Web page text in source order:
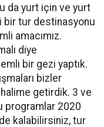
da yurt için ve yurt
bir tur destinasyonu
amacımız.
diye
bir gezi yaptık.
bizler
getirdik. 3 ve
programlar 2020
kalabilirsiniz, tur